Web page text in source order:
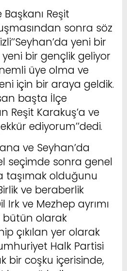
Reşit
sonra söz
yeni bir
bir gençlik geliyor
üye olma ve
için bir araya geldik.
başta İlçe
Reşit Karakuş’a ve
ediyorum’’dedi.
ve Seyhan’da
seçimde sonra genel
taşımak olduğunu
ve beraberlik
Irk ve Mezhep ayrımı
bütün olarak
çıkılan yer olarak
Halk Partisi
bir coşku içerisinde,